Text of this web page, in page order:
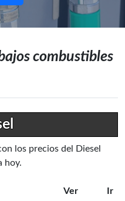
combustibles
los precios del Diesel
hoy.
Ver Ir